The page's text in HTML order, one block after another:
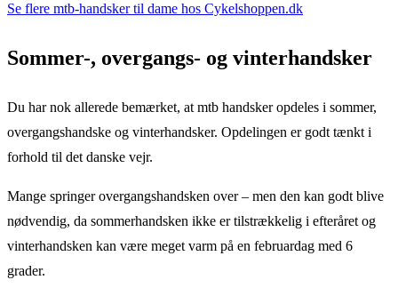
Se flere mtb-handsker til dame hos Cykelshoppen.dk
Sommer-, overgangs- og vinterhandsker
Du har nok allerede bemærket, at mtb handsker opdeles i sommer,
overgangshandske og vinterhandsker. Opdelingen er godt tænkt i
forhold til det danske vejr.
Mange springer overgangshandsken over – men den kan godt blive
nødvendig, da sommerhandsken ikke er tilstrækkelig i efteråret og
vinterhandsken kan være meget varm på en februardag med 6
grader.